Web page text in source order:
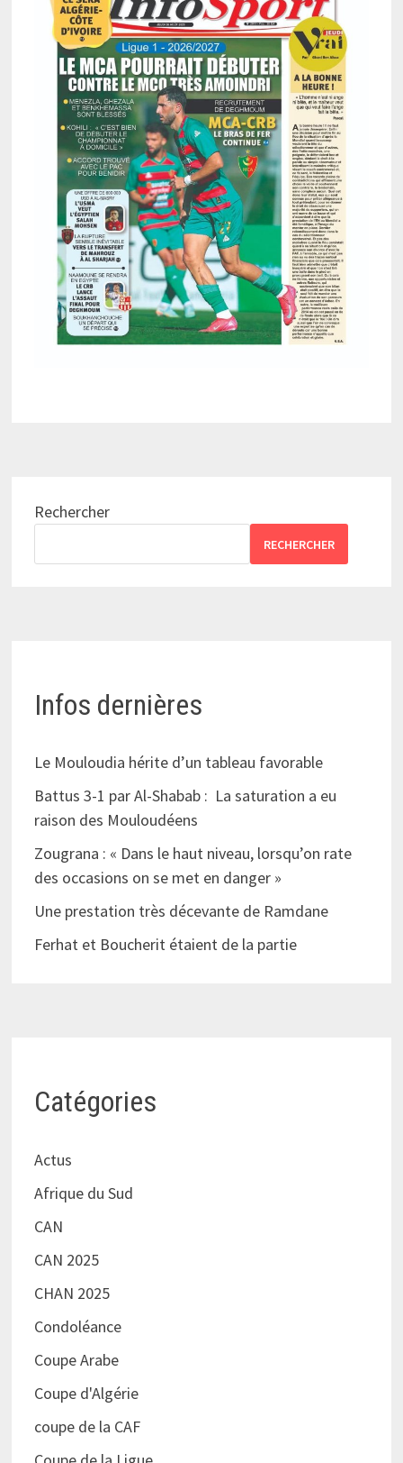
Rechercher
RECHERCHER
Infos dernières
Le Mouloudia hérite d’un tableau favorable
Battus 3-1 par Al-Shabab : La saturation a eu
raison des Mouloudéens
Zougrana : « Dans le haut niveau, lorsqu’on rate
des occasions on se met en danger »
Une prestation très décevante de Ramdane
Ferhat et Boucherit étaient de la partie
Catégories
Actus
Afrique du Sud
CAN
CAN 2025
CHAN 2025
Condoléance
Coupe Arabe
Coupe d'Algérie
coupe de la CAF